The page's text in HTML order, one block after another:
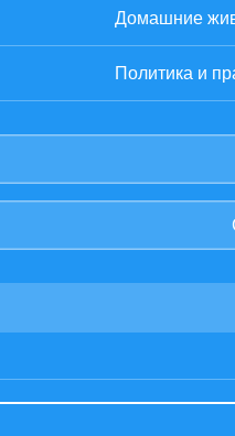
Домашние
Политика и